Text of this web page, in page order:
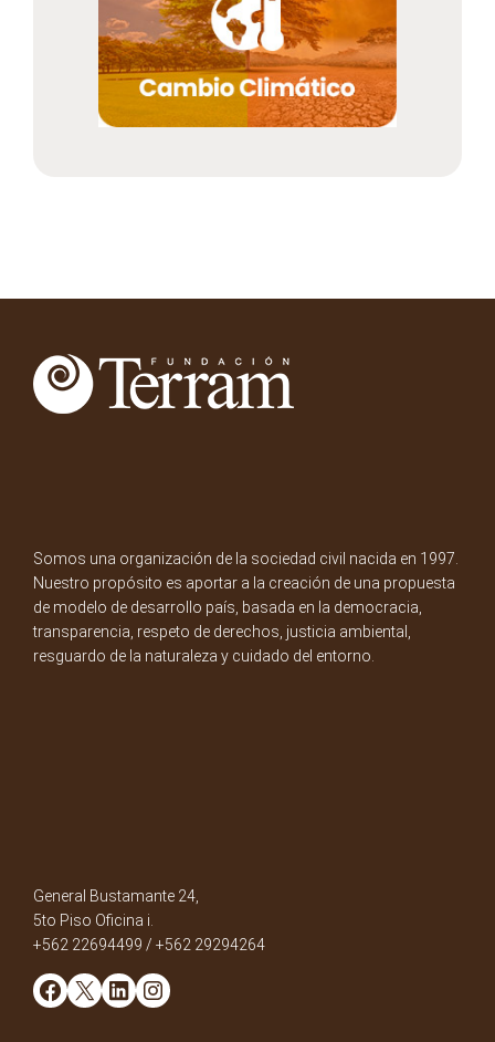
Somos una organización de la sociedad civil nacida en 1997.
Nuestro propósito es aportar a la creación de una propuesta
de modelo de desarrollo país, basada en la democracia,
transparencia, respeto de derechos, justicia ambiental,
resguardo de la naturaleza y cuidado del entorno.
General Bustamante 24,
5to Piso Oficina i.
+562 22694499 / +562 29294264